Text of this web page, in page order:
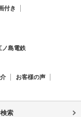
付き
ノ島電鉄
お客様の声
索